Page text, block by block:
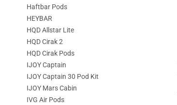
Haftbar Pods
HEYBAR
HQD Allstar Lite
HQD Cirak 2
HQD Cirak Pods
IJOY Captain
IJOY Captain 30 Pod Kit
IJOY Mars Cabin
IVG Air Pods